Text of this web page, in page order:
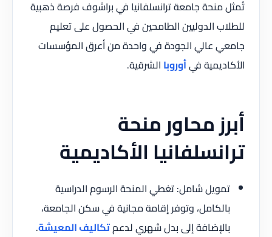
تُمثل منحة جامعة ترانسلفانيا في براشوف فرصة ذهبية
للطلاب الدوليين الطامحين في الحصول على تعليم
جامعي عالي الجودة في واحدة من أعرق المؤسسات
الأكاديمية فيأوروبا الشرقية.
أبرز محاور منحة
ترانسلفانيا الأكاديمية
تمويل شامل: تغطي المنحة الرسوم الدراسية
بالكامل، وتوفر إقامة مجانية في سكن الجامعة،
بالإضافة إلى بدل شهري لدعمتكاليف المعيشة.